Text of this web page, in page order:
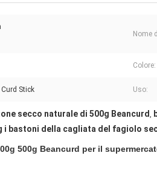
Nome
Colore:
Curd Stick Uso:
secco naturale di 500g Beancurd,
i bastoni della cagliata del fagiolo
500g Beancurd per il